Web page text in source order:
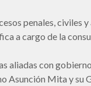
penales, civiles
a cargo de la
aliadas con
Asunción Mita y su